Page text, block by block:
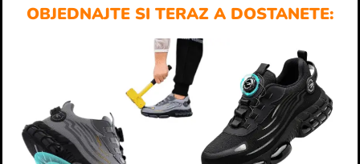
OBJEDNAJTE SI TERAZ A DOSTANETE: